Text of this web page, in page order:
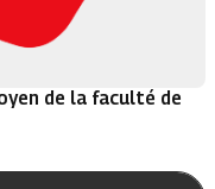
de la faculté de